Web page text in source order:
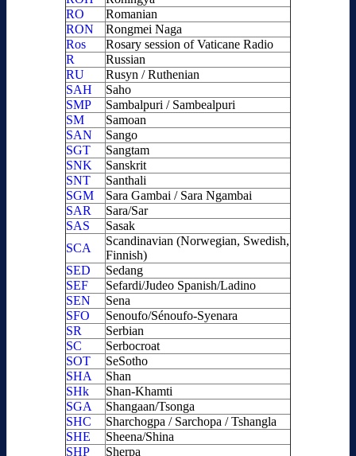
RO
Romanian
RON
Rongmei Naga
Ros
Rosary session of Vaticane Radio
R
Russian
RU
Rusyn / Ruthenian
SAH
Saho
SMP
Sambalpuri / Sambealpuri
SM
Samoan
SAN
Sango
SGT
Sangtam
SNK
Sanskrit
SNT
Santhali
SGM
Sara Gambai / Sara Ngambai
SAR
Sara/Sar
SAS
Sasak
SCA
Scandinavian (Norwegian, Swedish,
Finnish)
SED
Sedang
SEF
Sefardi/Judeo Spanish/Ladino
SEN
Sena
SFO
Senoufo/Sénoufo-Syenara
SR
Serbian
SC
Serbocroat
SOT
SeSotho
SHA
Shan
SHk
Shan-Khamti
SGA
Shangaan/Tsonga
SHC
Sharchogpa / Sarchopa / Tshangla
SHE
Sheena/Shina
SHP
Sherpa